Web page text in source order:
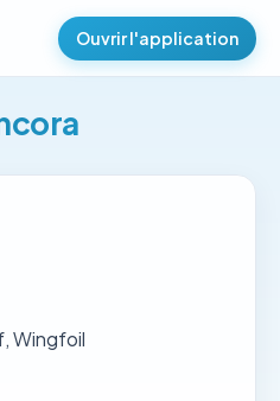
Ouvrir l'application
Wingfoil